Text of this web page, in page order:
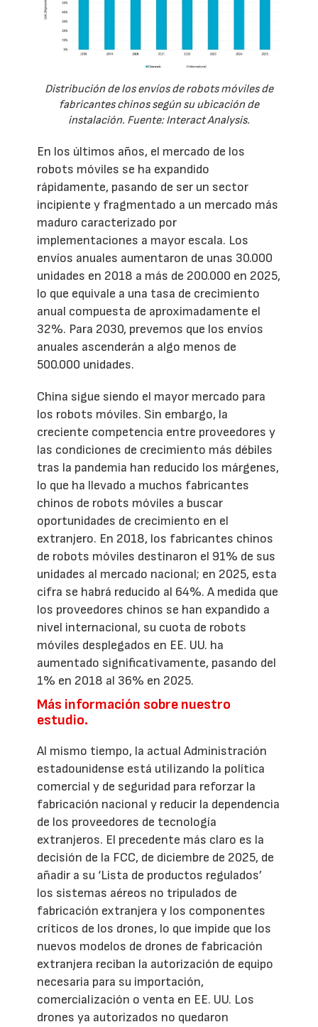
Distribución de los envíos de robots móviles de
fabricantes chinos según su ubicación de
instalación. Fuente: Interact Analysis.
En los últimos años, el mercado de los
robots móviles se ha expandido
rápidamente, pasando de ser un sector
incipiente y fragmentado a un mercado más
maduro caracterizado por
implementaciones a mayor escala. Los
envíos anuales aumentaron de unas 30.000
unidades en 2018 a más de 200.000 en 2025,
lo que equivale a una tasa de crecimiento
anual compuesta de aproximadamente el
32%. Para 2030, prevemos que los envíos
anuales ascenderán a algo menos de
500.000 unidades.
China sigue siendo el mayor mercado para
los robots móviles. Sin embargo, la
creciente competencia entre proveedores y
las condiciones de crecimiento más débiles
tras la pandemia han reducido los márgenes,
lo que ha llevado a muchos fabricantes
chinos de robots móviles a buscar
oportunidades de crecimiento en el
extranjero. En 2018, los fabricantes chinos
de robots móviles destinaron el 91% de sus
unidades al mercado nacional; en 2025, esta
cifra se habrá reducido al 64%. A medida que
los proveedores chinos se han expandido a
nivel internacional, su cuota de robots
móviles desplegados en EE. UU. ha
aumentado significativamente, pasando del
1% en 2018 al 36% en 2025.
Más información sobre nuestro
estudio.
Al mismo tiempo, la actual Administración
estadounidense está utilizando la política
comercial y de seguridad para reforzar la
fabricación nacional y reducir la dependencia
de los proveedores de tecnología
extranjeros. El precedente más claro es la
decisión de la FCC, de diciembre de 2025, de
añadir a su ‘Lista de productos regulados’
los sistemas aéreos no tripulados de
fabricación extranjera y los componentes
críticos de los drones, lo que impide que los
nuevos modelos de drones de fabricación
extranjera reciban la autorización de equipo
necesaria para su importación,
comercialización o venta en EE. UU. Los
drones ya autorizados no quedaron